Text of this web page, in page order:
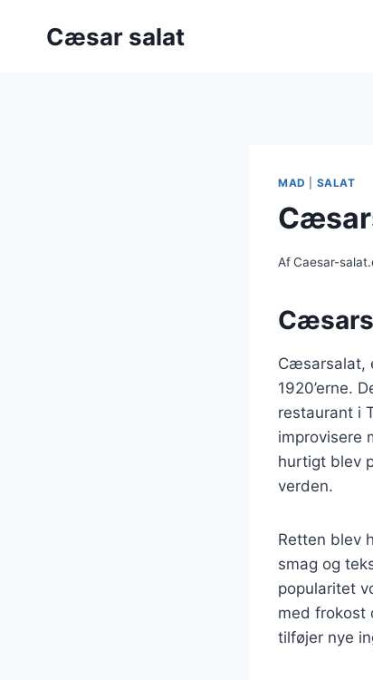
Cæsar salat
MAD SALAT
AfCaesar-
Cæsarsalat,
1920’erne.
restaurant i
improvisere
hurtigt blev
verden.
Retten blev
smag og
popularitet
med frokost
tilføjer nye